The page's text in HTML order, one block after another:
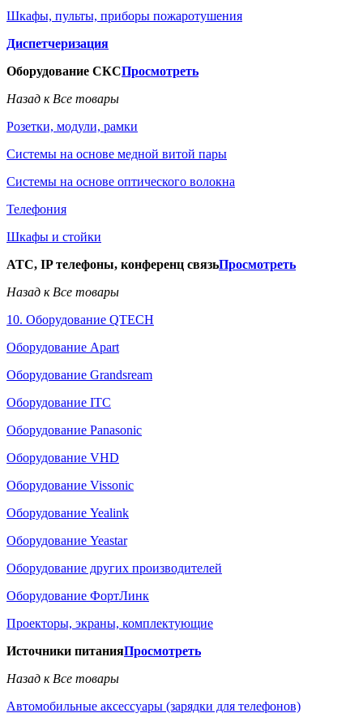
Шкафы, пульты, приборы пожаротушения
Диспетчеризация
Оборудование СКСПросмотреть
Назад к Все товары
Розетки, модули, рамки
Системы на основе медной витой пары
Системы на основе оптического волокна
Телефония
Шкафы и стойки
АТС, IP телефоны, конференц связьПросмотреть
Назад к Все товары
10. Оборудование QTECH
Оборудование Apart
Оборудование Grandsream
Оборудование ITC
Оборудование Panasonic
Оборудование VHD
Оборудование Vissonic
Оборудование Yealink
Оборудование Yeastar
Оборудование других производителей
Оборудование ФортЛинк
Проекторы, экраны, комплектующие
Источники питанияПросмотреть
Назад к Все товары
Автомобильные аксессуары (зарядки для телефонов)